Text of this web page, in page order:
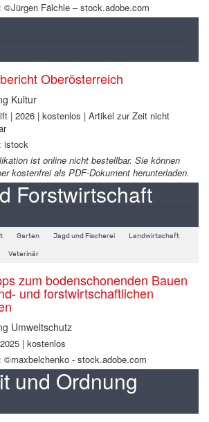
©Jürgen Fälchle – stock.adobe.com
Oberösterreich
Kultur
| 2026 | kostenlos | Artikel zur Zeit nicht
istock
ist online nicht bestellbar. Sie können
kostenfrei als PDF-Dokument herunterladen.
Forstwirtschaft
Garten Jagd und Fischerei Landwirtschaft
Veterinär
zum bodenschonenden Bauen
und forstwirtschaftlichen
Umweltschutz
| kostenlos
©maxbelchenko - stock.adobe.com
und Ordnung